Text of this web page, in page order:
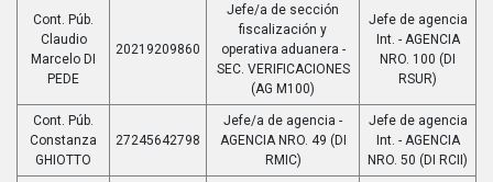
Cont. Púb.
Claudio
Marcelo DI
PEDE
20219209860
Jefe/a de sección
fiscalización y
operativa aduanera -
SEC. VERIFICACIONES
(AG M100)
Jefe de agencia
Int. - AGENCIA
NRO. 100 (DI
RSUR)
Cont. Púb.
Constanza
GHIOTTO
27245642798
Jefe/a de agencia -
AGENCIA NRO. 49 (DI
RMIC)
Jefe de agencia
Int. - AGENCIA
NRO. 50 (DI RCII)